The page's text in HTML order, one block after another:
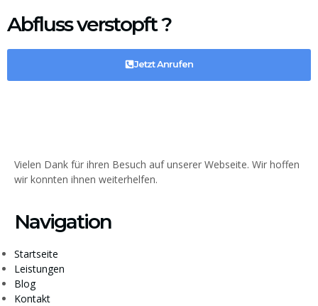
Abfluss verstopft ?
Jetzt Anrufen
Vielen Dank für ihren Besuch auf unserer Webseite. Wir hoffen
wir konnten ihnen weiterhelfen.
Navigation
Startseite
Leistungen
Blog
Kontakt